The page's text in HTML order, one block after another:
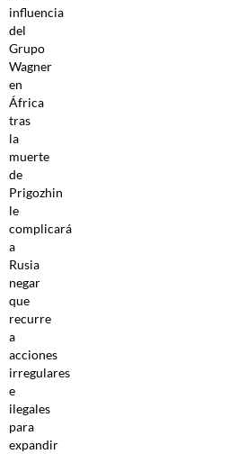
influencia
del
Grupo
Wagner
en
África
tras
la
muerte
de
Prigozhin
le
complicará
a
Rusia
negar
que
recurre
a
acciones
irregulares
e
ilegales
para
expandir